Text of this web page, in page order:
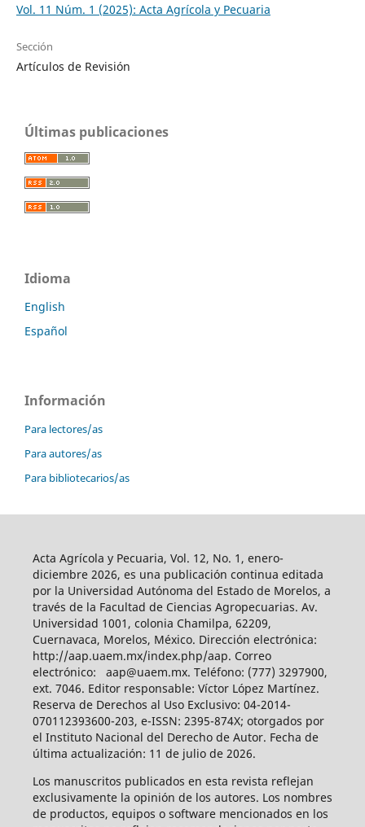
Vol. 11 Núm. 1 (2025): Acta Agrícola y Pecuaria
Sección
Artículos de Revisión
Últimas publicaciones
Idioma
English
Español
Información
Para lectores/as
Para autores/as
Para bibliotecarios/as
Acta Agrícola y Pecuaria, Vol. 12, No. 1, enero-
diciembre 2026, es una publicación continua editada
por la Universidad Autónoma del Estado de Morelos, a
través de la Facultad de Ciencias Agropecuarias. Av.
Universidad 1001, colonia Chamilpa, 62209,
Cuernavaca, Morelos, México. Dirección electrónica:
http://aap.uaem.mx/index.php/aap. Correo
electrónico: aap@uaem.mx. Teléfono: (777) 3297900,
ext. 7046. Editor responsable: Víctor López Martínez.
Reserva de Derechos al Uso Exclusivo: 04-2014-
070112393600-203, e-ISSN: 2395-874X; otorgados por
el Instituto Nacional del Derecho de Autor. Fecha de
última actualización: 11 de julio de 2026.
Los manuscritos publicados en esta revista reflejan
exclusivamente la opinión de los autores. Los nombres
de productos, equipos o software mencionados en los